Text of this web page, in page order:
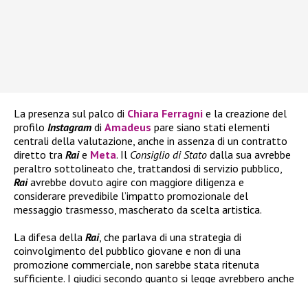
La presenza sul palco di Chiara Ferragni e la creazione del
profilo Instagram di Amadeus pare siano stati elementi
centrali della valutazione, anche in assenza di un contratto
diretto tra Raie Meta. Il Consiglio di Stato dalla sua avrebbe
peraltro sottolineato che, trattandosi di servizio pubblico,
Raiavrebbe dovuto agire con maggiore diligenza e
considerare prevedibile l’impatto promozionale del
messaggio trasmesso, mascherato da scelta artistica.
La difesa della Rai, che parlava di una strategia di
coinvolgimento del pubblico giovane e non di una
promozione commerciale, non sarebbe stata ritenuta
sufficiente. I giudici secondo quanto si legge avrebbero anche